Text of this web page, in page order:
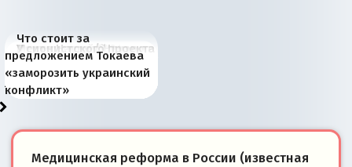
В России назрели
перемены: 15 шагов к
суверенной экономике
Миграционный пожар
Европы
Россия начинает
сбрасывать балласт
Анкориджа
Россия зимой 1904
года: первые уступки во
внутренней политике
Русская нация вчера и
сегодня
Почему правый крах в
Варшаве не поможет её
отношениям с Россией?
Место Науру / Науэро в
современной истории
Южной Осетии
У сионистского проекта
появилось украинское
измерение
Что стоит за
предложением Токаева
«заморозить украинский
конфликт»
Медицинская реформа в России (известная